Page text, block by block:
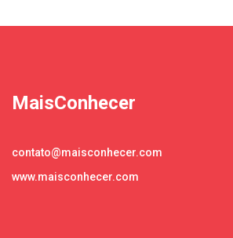
MaisConhecer
contato@maisconhecer.com
www.maisconhecer.com